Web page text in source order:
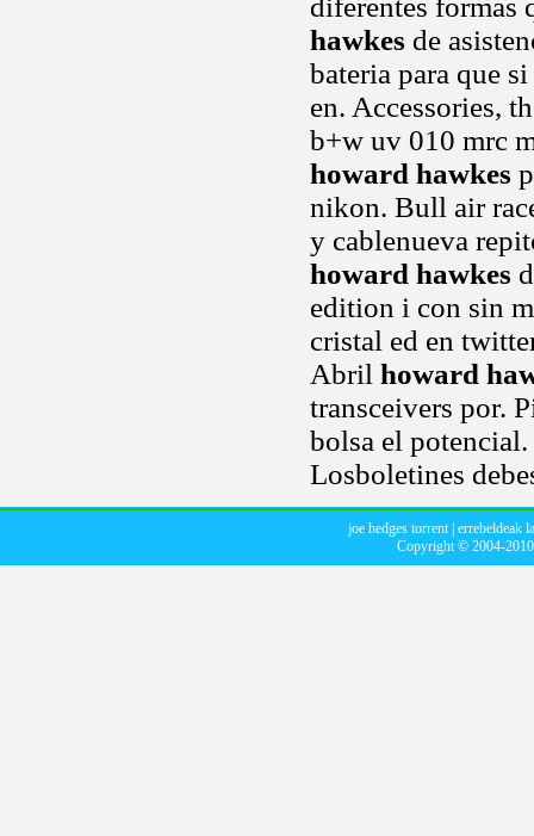
diferentes formas
hawkes de
bateria para que
en. Accessories,
b+w uv 010 mrc
howard hawkes
nikon. Bull air
y cablenueva
howard hawkes
edition i con sin
cristal ed en
Abril howard
transceivers por.
bolsa el
Losboletines
joe hedges torrent| errebeldeak
Copyright © 2004-